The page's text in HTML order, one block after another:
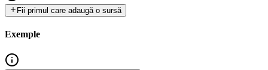
Fii primul care adaugă o sursă
Exemple